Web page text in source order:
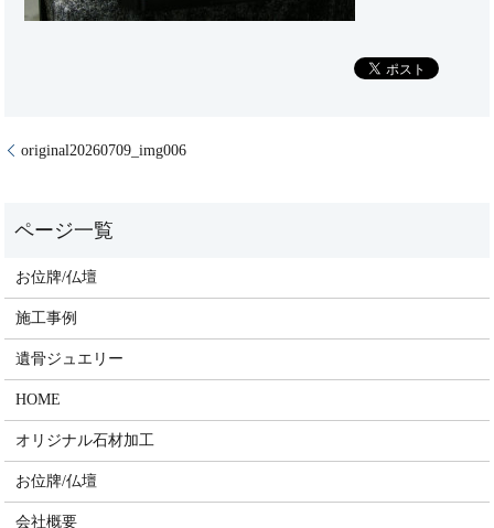
original20260709_img006
お位牌/仏壇
施工事例
遺骨ジュエリー
HOME
オリジナル石材加工
お位牌/仏壇
会社概要